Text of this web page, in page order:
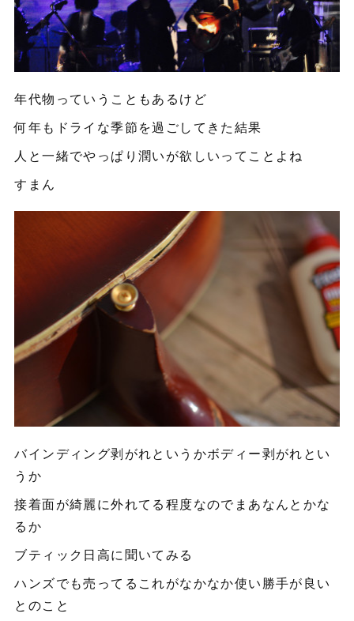
年代物っていうこともあるけど
何年もドライな季節を過ごしてきた結果
人と一緒でやっぱり潤いが欲しいってことよね
すまん
バインディング剥がれというかボディー剥がれとい
うか
接着面が綺麗に外れてる程度なのでまあなんとかな
るか
ブティック日高に聞いてみる
ハンズでも売ってるこれがなかなか使い勝手が良い
とのこと